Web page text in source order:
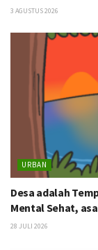
3 AGUSTUS 2026
URBAN
Desa adalah
Mental Sehat,
28 JULI 2026